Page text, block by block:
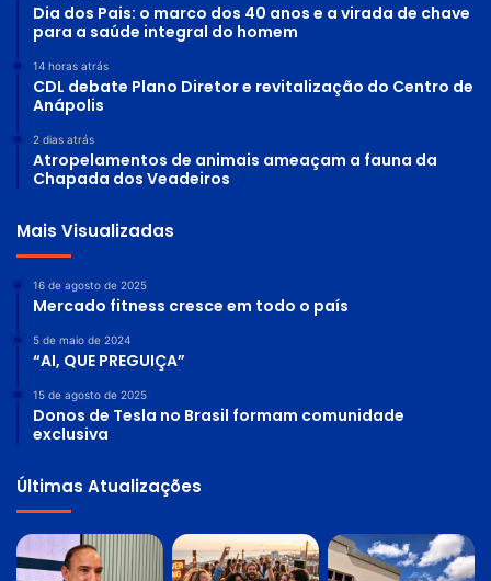
Dia dos Pais: o marco dos 40 anos e a virada de chave
para a saúde integral do homem
14 horas atrás
CDL debate Plano Diretor e revitalização do Centro de
Anápolis
2 dias atrás
Atropelamentos de animais ameaçam a fauna da
Chapada dos Veadeiros
Mais Visualizadas
16 de agosto de 2025
Mercado fitness cresce em todo o país
5 de maio de 2024
“AI, QUE PREGUIÇA”
15 de agosto de 2025
Donos de Tesla no Brasil formam comunidade
exclusiva
Últimas Atualizações